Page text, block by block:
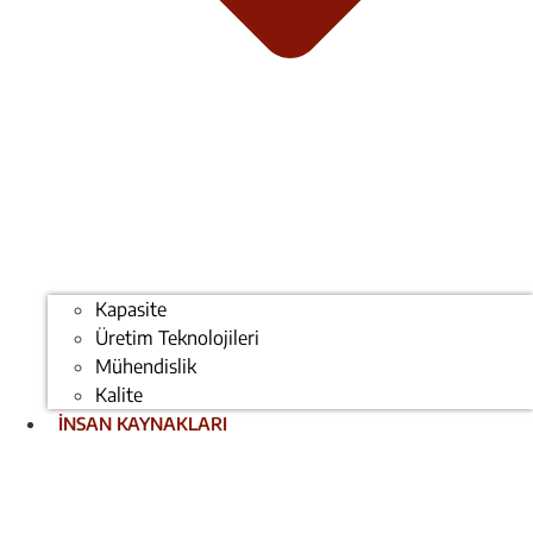
Kapasite
Üretim Teknolojileri
Mühendislik
Kalite
İNSAN KAYNAKLARI